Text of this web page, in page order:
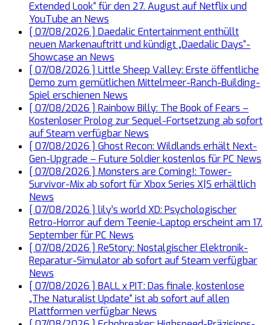
Extended Look“ für den 27. August auf Netflix und
YouTube an News
[ 07/08/2026 ] Daedalic Entertainment enthüllt
neuen Markenauftritt und kündigt „Daedalic Days“-
Showcase an News
[ 07/08/2026 ] Little Sheep Valley: Erste öffentliche
Demo zum gemütlichen Mittelmeer-Ranch-Building-
Spiel erschienen News
[ 07/08/2026 ] Rainbow Billy: The Book of Fears –
Kostenloser Prolog zur Sequel-Fortsetzung ab sofort
auf Steam verfügbar News
[ 07/08/2026 ] Ghost Recon: Wildlands erhält Next-
Gen-Upgrade – Future Soldier kostenlos für PC News
[ 07/08/2026 ] Monsters are Coming!: Tower-
Survivor-Mix ab sofort für Xbox Series X|S erhältlich
News
[ 07/08/2026 ] lily’s world XD: Psychologischer
Retro-Horror auf dem Teenie-Laptop erscheint am 17.
September für PC News
[ 07/08/2026 ] ReStory: Nostalgischer Elektronik-
Reparatur-Simulator ab sofort auf Steam verfügbar
News
[ 07/08/2026 ] BALL x PIT: Das finale, kostenlose
„The Naturalist Update“ ist ab sofort auf allen
Plattformen verfügbar News